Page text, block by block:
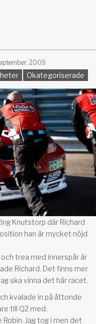
2009
Okategoriserade
Knutstorp där Richard
han är mycket nöjd
och trea med innerspår är
Richard. Det finns mer
ska vinna det här racet.
kvalade in på åttonde
till Q2 med.
Jag tog i men det